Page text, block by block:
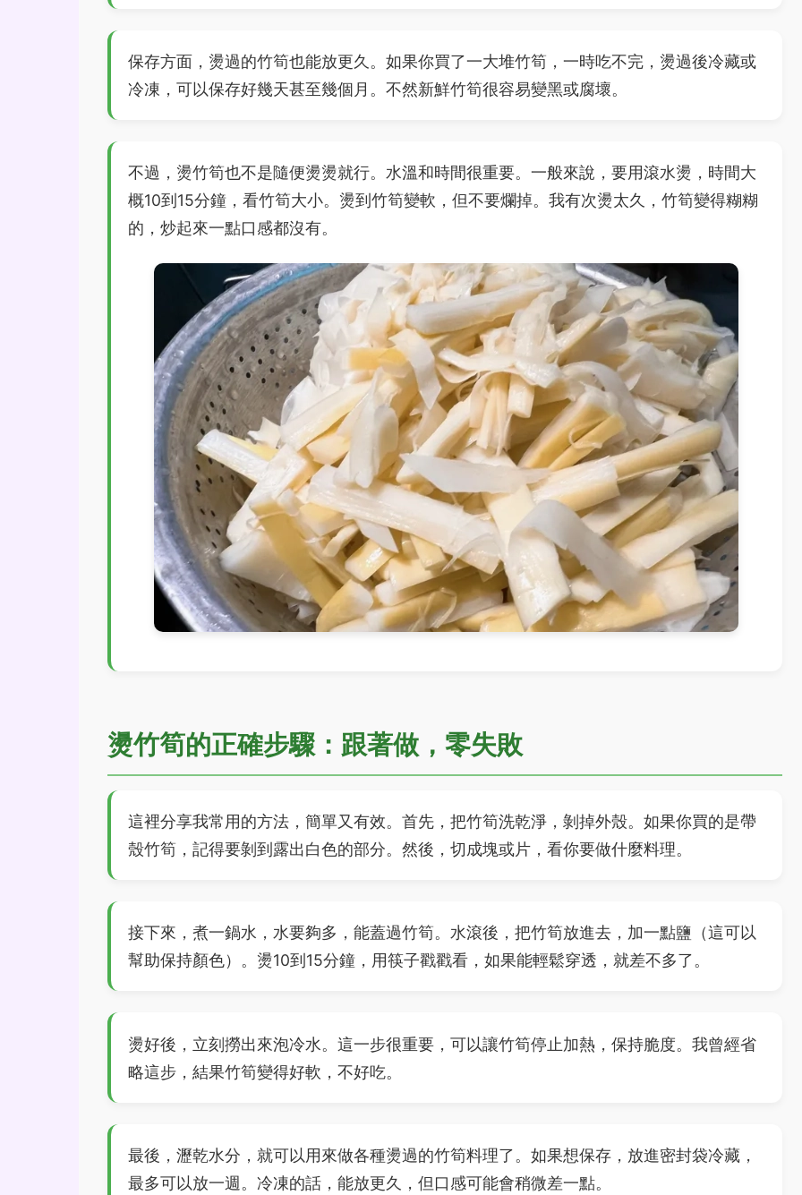
保存方面，燙過的竹筍也能放更久。如果你買了一大堆竹筍，一時吃不完，燙過後冷藏或
冷凍，可以保存好幾天甚至幾個月。不然新鮮竹筍很容易變黑或腐壞。
不過，燙竹筍也不是隨便燙燙就行。水溫和時間很重要。一般來說，要用滾水燙，時間大
概10到15分鐘，看竹筍大小。燙到竹筍變軟，但不要爛掉。我有次燙太久，竹筍變得糊糊
的，炒起來一點口感都沒有。
燙竹筍的正確步驟：跟著做，零失敗
這裡分享我常用的方法，簡單又有效。首先，把竹筍洗乾淨，剝掉外殼。如果你買的是帶
殼竹筍，記得要剝到露出白色的部分。然後，切成塊或片，看你要做什麼料理。
接下來，煮一鍋水，水要夠多，能蓋過竹筍。水滾後，把竹筍放進去，加一點鹽（這可以
幫助保持顏色）。燙10到15分鐘，用筷子戳戳看，如果能輕鬆穿透，就差不多了。
燙好後，立刻撈出來泡冷水。這一步很重要，可以讓竹筍停止加熱，保持脆度。我曾經省
略這步，結果竹筍變得好軟，不好吃。
最後，瀝乾水分，就可以用來做各種燙過的竹筍料理了。如果想保存，放進密封袋冷藏，
最多可以放一週。冷凍的話，能放更久，但口感可能會稍微差一點。